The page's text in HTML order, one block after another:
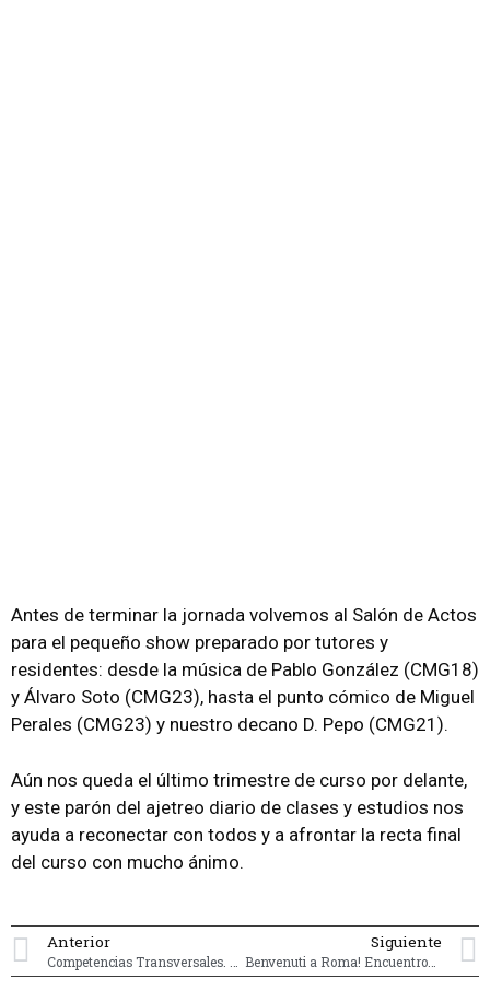
Antes de terminar la jornada volvemos al Salón de Actos
para el pequeño show preparado por tutores y
residentes: desde la música de Pablo González (CMG18)
y Álvaro Soto (CMG23), hasta el punto cómico de Miguel
Perales (CMG23) y nuestro decano D. Pepo (CMG21).
Aún nos queda el último trimestre de curso por delante,
y este parón del ajetreo diario de clases y estudios nos
ayuda a reconectar con todos y a afrontar la recta final
del curso con mucho ánimo.
Anterior
Competencias Transversales. Sesión 1: Marca Personal
Siguiente
Benvenuti a Roma! Encuentros UNIV 2024